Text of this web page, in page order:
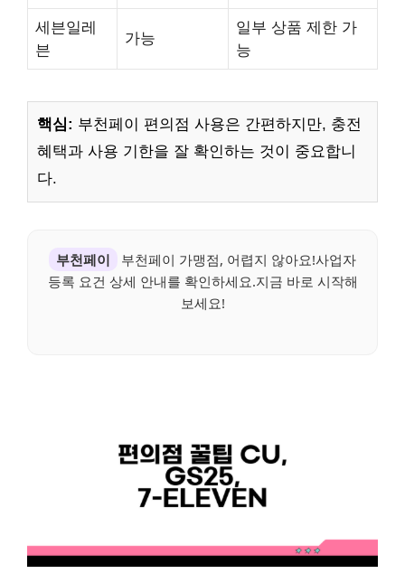
세븐일레
븐
가능
일부 상품 제한 가
능
핵심: 부천페이 편의점 사용은 간편하지만, 충전
혜택과 사용 기한을 잘 확인하는 것이 중요합니
다.
부천페이
부천페이 가맹점, 어렵지 않아요!사업자
등록 요건 상세 안내를 확인하세요.지금 바로 시작해
보세요!